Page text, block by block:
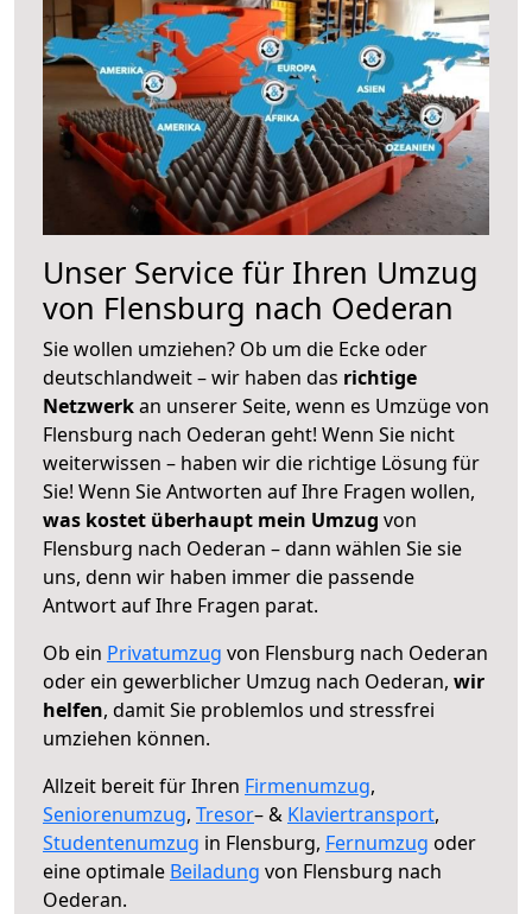
Unser Service für Ihren Umzug
von Flensburg nach Oederan
Sie wollen umziehen? Ob um die Ecke oder
deutschlandweit – wir haben das richtige
Netzwerkan unserer Seite, wenn es Umzüge von
Flensburg nach Oederan geht! Wenn Sie nicht
weiterwissen – haben wir die richtige Lösung für
Sie! Wenn Sie Antworten auf Ihre Fragen wollen,
was kostet überhaupt mein Umzug von
Flensburg nach Oederan – dann wählen Sie sie
uns, denn wir haben immer die passende
Antwort auf Ihre Fragen parat.
Ob ein Privatumzug von Flensburg nach Oederan
oder ein gewerblicher Umzug nach Oederan, wir
helfen, damit Sie problemlos und stressfrei
umziehen können.
Allzeit bereit für Ihren Firmenumzug,
Seniorenumzug, Tresor– & Klaviertransport,
Studentenumzug in Flensburg, Fernumzug oder
eine optimale Beiladung von Flensburg nach
Oederan.